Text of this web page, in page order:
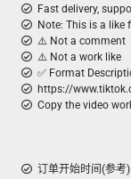
Fast delivery,
Note: This is a
⚠️ Not a comment
⚠️ Not a work like
✅ Format
https://
Copy the video
订单开始时间(参考